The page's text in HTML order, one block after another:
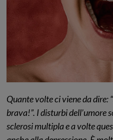
Quante volte ci viene da dire:
brava!”. I disturbi dell’umore
sclerosi multipla e a volte